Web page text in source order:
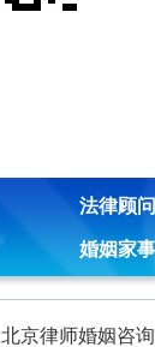
法律顾问
婚姻家事
北京律师婚姻咨询